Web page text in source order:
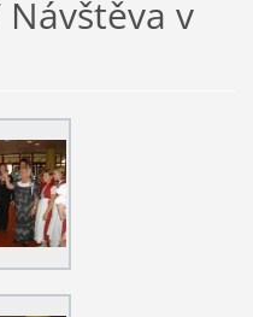
Návštěva v